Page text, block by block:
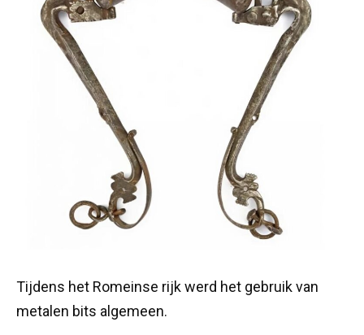
Tijdens het Romeinse rijk werd het gebruik van
metalen bits algemeen.